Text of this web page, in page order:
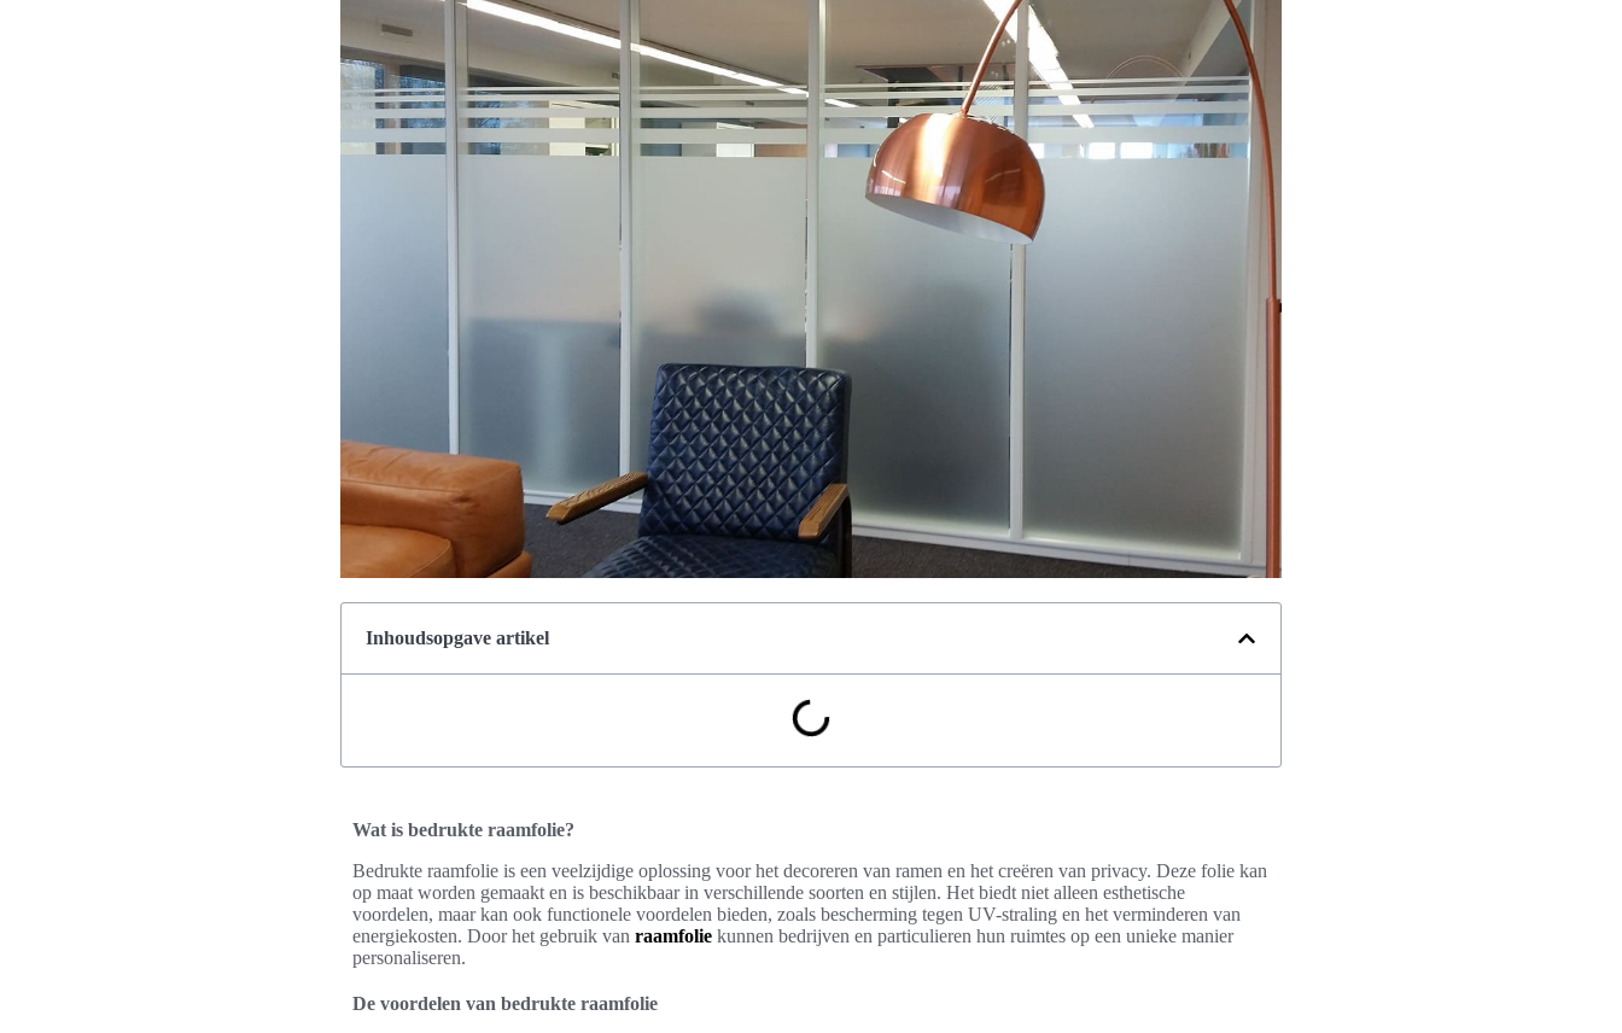
Inhoudsopgave artikel
Wat is bedrukte raamfolie?
Bedrukte raamfolie is een veelzijdige oplossing voor het decoreren van ramen en het creëren van privacy. Deze folie kan
op maat worden gemaakt en is beschikbaar in verschillende soorten en stijlen. Het biedt niet alleen esthetische
voordelen, maar kan ook functionele voordelen bieden, zoals bescherming tegen UV-straling en het verminderen van
energiekosten. Door het gebruik van raamfolie kunnen bedrijven en particulieren hun ruimtes op een unieke manier
personaliseren.
De voordelen van bedrukte raamfolie